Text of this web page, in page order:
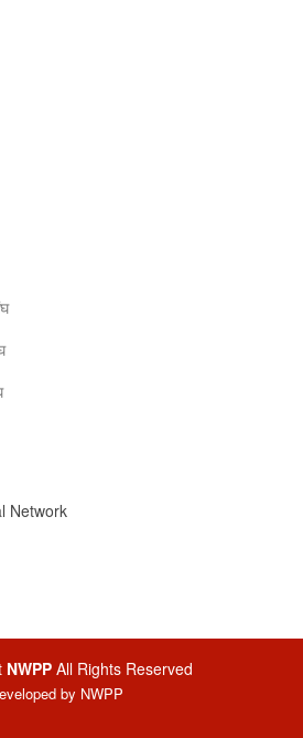
Network
NWPP All Rights Reserved
by NWPP